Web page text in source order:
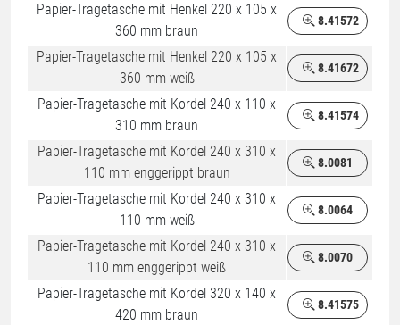
Papier-Tragetasche mit Henkel 220 x 105 x
360 mm braun
8.41572
Papier-Tragetasche mit Henkel 220 x 105 x
360 mm weiß
8.41672
Papier-Tragetasche mit Kordel 240 x 110 x
310 mm braun
8.41574
Papier-Tragetasche mit Kordel 240 x 310 x
110 mm enggerippt braun
8.0081
Papier-Tragetasche mit Kordel 240 x 310 x
110 mm weiß
8.0064
Papier-Tragetasche mit Kordel 240 x 310 x
110 mm enggerippt weiß
8.0070
Papier-Tragetasche mit Kordel 320 x 140 x
420 mm braun
8.41575